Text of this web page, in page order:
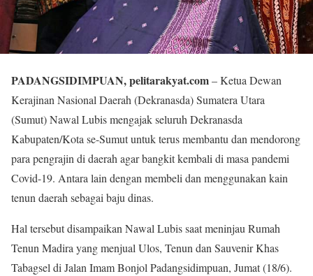
PADANGSIDIMPUAN, pelitarakyat.com– Ketua Dewan
Kerajinan Nasional Daerah (Dekranasda) Sumatera Utara
(Sumut) Nawal Lubis mengajak seluruh Dekranasda
Kabupaten/Kota se-Sumut untuk terus membantu dan mendorong
para pengrajin di daerah agar bangkit kembali di masa pandemi
Covid-19. Antara lain dengan membeli dan menggunakan kain
tenun daerah sebagai baju dinas.
Hal tersebut disampaikan Nawal Lubis saat meninjau Rumah
Tenun Madira yang menjual Ulos, Tenun dan Sauvenir Khas
Tabagsel di Jalan Imam Bonjol Padangsidimpuan, Jumat (18/6).